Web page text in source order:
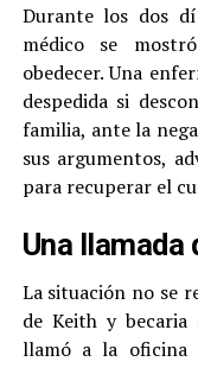
Durante los dos
médico se
obedecer. Una
despedida si
familia, ante la
sus argumentos,
para recuperar el
Una llamada
La situación no se
de Keith y
llamó a la oficina